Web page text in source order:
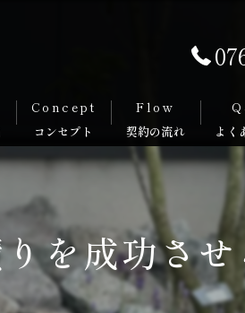
Concept Flow
を成功さ